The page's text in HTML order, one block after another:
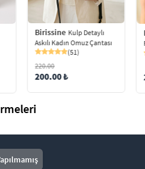
Birissine Kulp Detaylı
Askılı Kadın Omuz Çantası
(51)
220.00
200.00 ₺